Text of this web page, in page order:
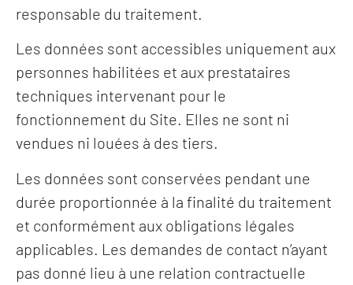
responsable du traitement.
Les données sont accessibles uniquement aux
personnes habilitées et aux prestataires
techniques intervenant pour le
fonctionnement du Site. Elles ne sont ni
vendues ni louées à des tiers.
Les données sont conservées pendant une
durée proportionnée à la finalité du traitement
et conformément aux obligations légales
applicables. Les demandes de contact n’ayant
pas donné lieu à une relation contractuelle